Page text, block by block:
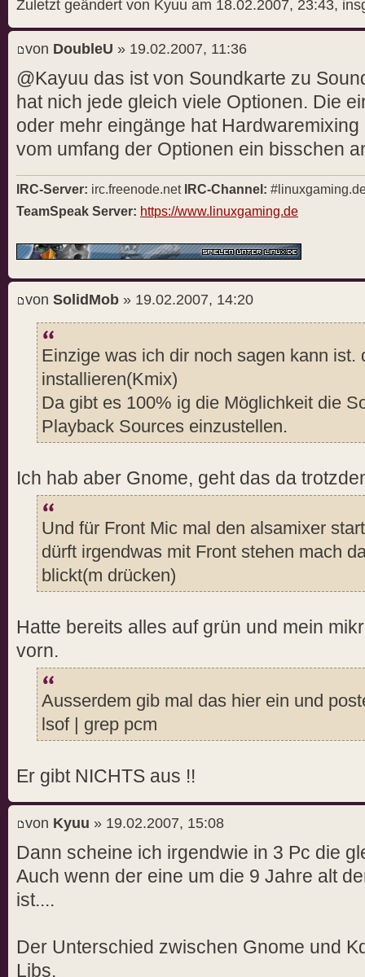
Zuletzt geändert von Kyuu am 18.02.2007, 23:43,
von DoubleU » 19.02.2007, 11:36
@Kayuu das ist von Soundkarte zu
hat nich jede gleich viele Optionen. Die
oder mehr eingänge hat
vom umfang der Optionen ein bisschen
IRC-Server: irc.freenode.net IRC-Channel:
TeamSpeak Server: https://www.linuxgaming.de
von SolidMob » 19.02.2007, 14:20
Einzige was ich dir noch sagen kann ist.
installieren(Kmix)
Da gibt es 100% ig die Möglichkeit die
Playback Sources einzustellen.
Ich hab aber Gnome, geht das da
Und für Front Mic mal den alsamixer
dürft irgendwas mit Front stehen mach
blickt(m drücken)
Hatte bereits alles auf grün und mein
vorn.
Ausserdem gib mal das hier ein und
lsof | grep pcm
Er gibt NICHTS aus !!
von Kyuu » 19.02.2007, 15:08
Dann scheine ich irgendwie in 3 Pc die
Auch wenn der eine um die 9 Jahre alt
ist....
Der Unterschied zwischen Gnome und
Libs.